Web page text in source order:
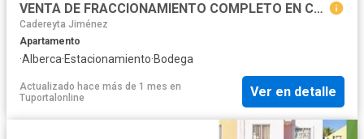
VENTA DE FRACCIONAMIENTO COMPLETO EN CADEREYTA JIMENEZ N.L. MX. 4
Cadereyta Jiménez
Apartamento
·Alberca·Estacionamiento·Bodega
Actualizado hace más de 1 mes en
Tuportalonline
Ver en detalle